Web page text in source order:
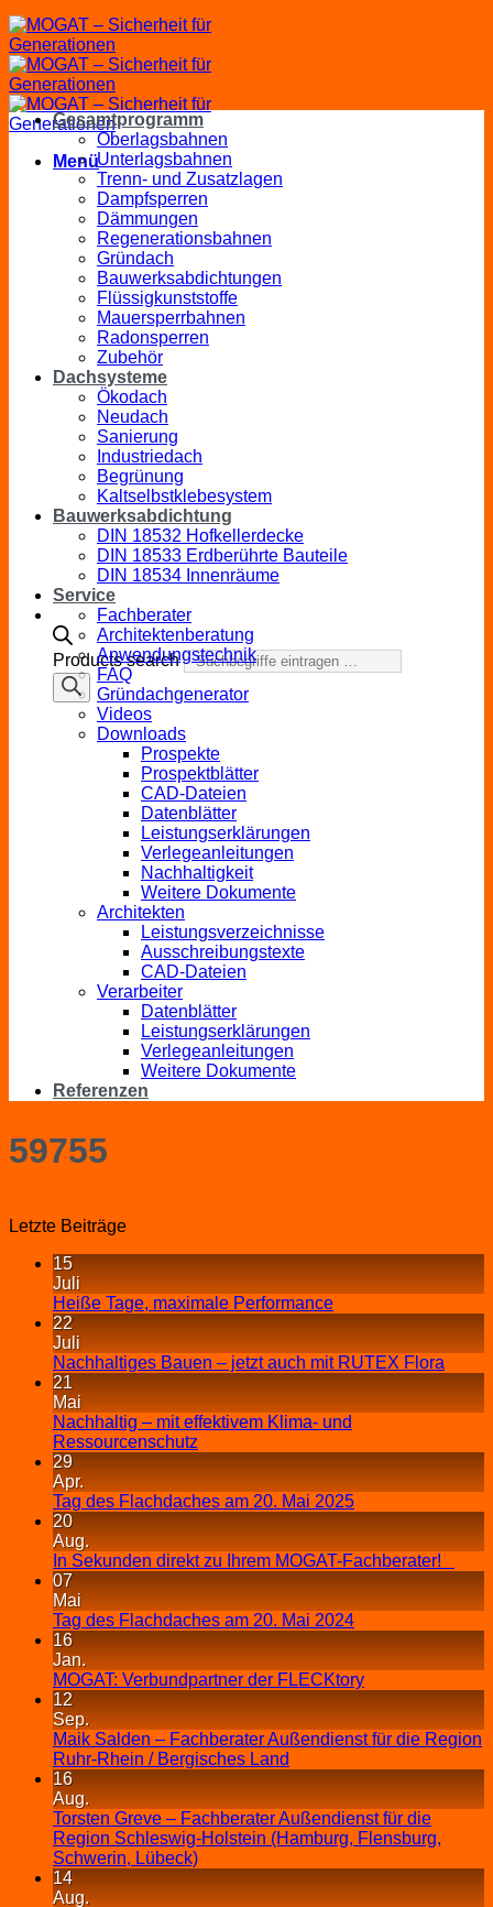
Menü
Products search
Gesamtprogramm
Oberlagsbahnen
Unterlagsbahnen
Trenn- und Zusatzlagen
Dampfsperren
Dämmungen
Regenerationsbahnen
Gründach
Bauwerksabdichtungen
Flüssigkunststoffe
Mauersperrbahnen
Radonsperren
Zubehör
Dachsysteme
Ökodach
Neudach
Sanierung
Industriedach
Begrünung
Kaltselbstklebesystem
Bauwerksabdichtung
DIN 18532 Hofkellerdecke
DIN 18533 Erdberührte Bauteile
DIN 18534 Innenräume
Service
Fachberater
Architektenberatung
Anwendungstechnik
FAQ
Gründachgenerator
Videos
Downloads
Prospekte
Prospektblätter
CAD-Dateien
Datenblätter
Leistungserklärungen
Verlegeanleitungen
Nachhaltigkeit
Weitere Dokumente
Architekten
Leistungsverzeichnisse
Ausschreibungstexte
CAD-Dateien
Verarbeiter
Datenblätter
Leistungserklärungen
Verlegeanleitungen
Weitere Dokumente
Referenzen
59755
Letzte Beiträge
15
Juli
Heiße Tage, maximale Performance
22
Juli
Nachhaltiges Bauen – jetzt auch mit RUTEX Flora
21
Mai
Nachhaltig – mit effektivem Klima- und
Ressourcenschutz
29
Apr.
Tag des Flachdaches am 20. Mai 2025
20
Aug.
In Sekunden direkt zu Ihrem MOGAT-Fachberater!
07
Mai
Tag des Flachdaches am 20. Mai 2024
16
Jan.
MOGAT: Verbundpartner der FLECKtory
12
Sep.
Maik Salden – Fachberater Außendienst für die Region
Ruhr-Rhein / Bergisches Land
16
Aug.
Torsten Greve – Fachberater Außendienst für die
Region Schleswig-Holstein (Hamburg, Flensburg,
Schwerin, Lübeck)
14
Aug.